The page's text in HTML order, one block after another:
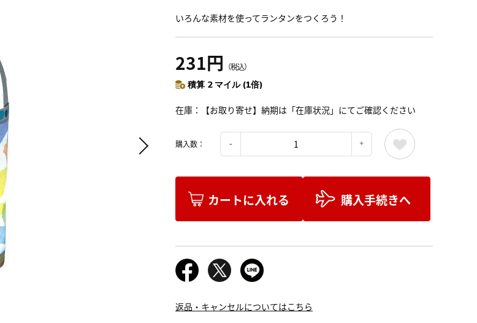
いろんな素材を使ってランタンをつくろう！
231円 （税込）
積算 2 マイル (1倍)
在庫 【お取り寄せ】納期は「在庫状況」にてご確認ください
購入数：
カートに入れる 購入手続きへ
返品・キャンセルについてはこちら